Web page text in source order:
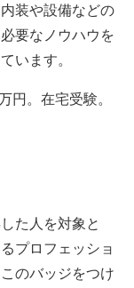
装や設備などの
要なノウハウを
います。
円。在宅受験。
た人を対象と
プロフェッショ
のバッジをつけ